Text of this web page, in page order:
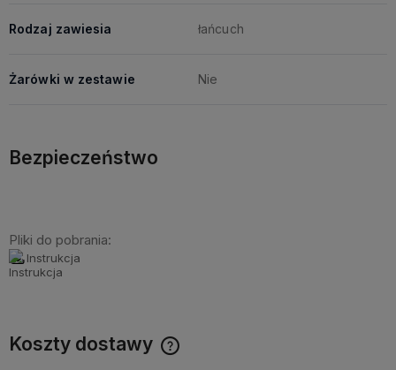
Rodzaj zawiesia łańcuch
Żarówki w zestawie Nie
Bezpieczeństwo
Pliki do pobrania:
Instrukcja
Koszty dostawy